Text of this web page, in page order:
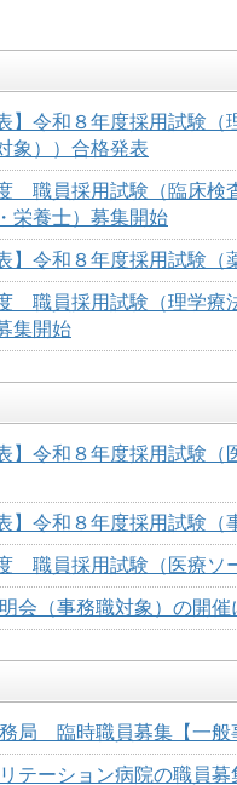
】令和８年度採用試験
象））合格発表
職員採用試験（臨床検
栄養士）募集開始
】令和８年度採用試験（
職員採用試験（理学療
集開始
】令和８年度採用試験
】令和８年度採用試験（
職員採用試験（医療ソ
会（事務職対象）の開催
局 臨時職員募集【一般
テーション病院の職員募